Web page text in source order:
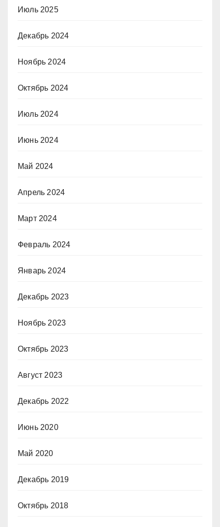
Июль 2025
Декабрь 2024
Ноябрь 2024
Октябрь 2024
Июль 2024
Июнь 2024
Май 2024
Апрель 2024
Март 2024
Февраль 2024
Январь 2024
Декабрь 2023
Ноябрь 2023
Октябрь 2023
Август 2023
Декабрь 2022
Июнь 2020
Май 2020
Декабрь 2019
Октябрь 2018